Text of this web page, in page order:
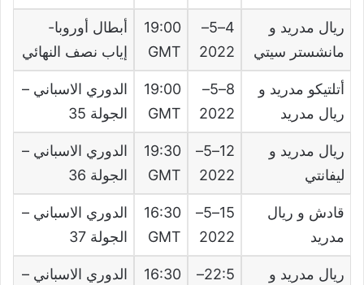
ريال مدريد و
مانشستر سيتي
4
–
5
–
2022
19:00
GMT
أبطال أوروبا-
إياب نصف النهائي
أتلتيكو مدريد و
ريال مدريد
8
–
5
–
2022
19:00
GMT
الدوري الاسباني –
الجولة
ريال مدريد و
ليفانتي
12
–
5
–
2022
19:30
GMT
الدوري الاسباني –
الجولة 36
قادش و ريال
مدريد
15
–
5
–
2022
16:30
GMT
الدوري الاسباني –
الجولة37
ريال مدريد و
22:5
–
16:30
الدوري الاسباني –